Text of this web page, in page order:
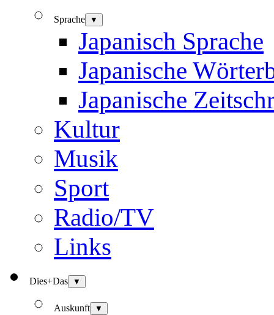
Sprache ▼
Japanisch Sprache
Japanische
Japanische
Kultur
Musik
Sport
Radio/TV
Links
Dies+Das ▼
Auskunft ▼